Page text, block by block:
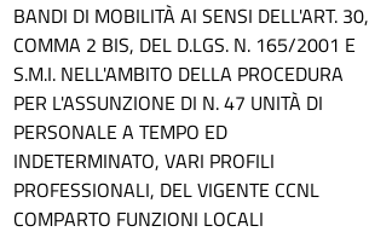
BANDI DI MOBILITÀ AI SENSI DELL'ART. 30,
COMMA 2 BIS, DEL D.LGS. N. 165/2001 E
S.M.I. NELL'AMBITO DELLA PROCEDURA
PER L'ASSUNZIONE DI N. 47 UNITÀ DI
PERSONALE A TEMPO ED
INDETERMINATO, VARI PROFILI
PROFESSIONALI, DEL VIGENTE CCNL
COMPARTO FUNZIONI LOCALI